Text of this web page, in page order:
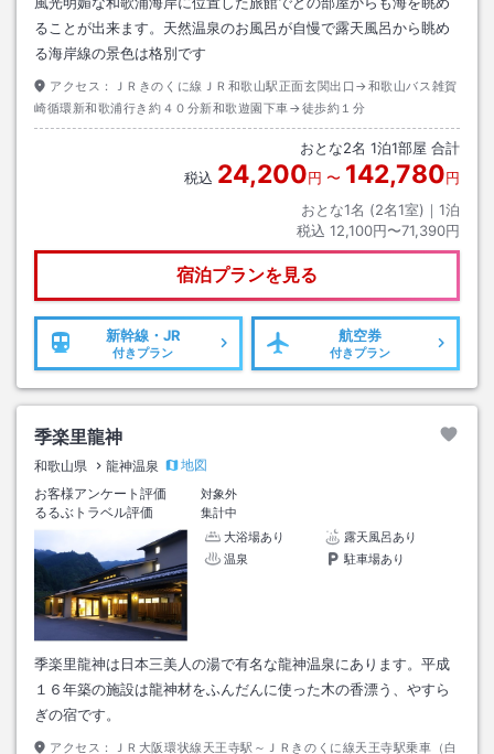
ることが出来ます。天然温泉のお風呂が自慢で露天風呂から眺め
る海岸線の景色は格別です
アクセス：
ＪＲきのくに線ＪＲ和歌山駅正面玄関出口→和歌山バス雑賀
崎循環新和歌浦行き約４０分新和歌遊園下車→徒歩約１分
おとな2名 1泊1部屋 合計
税込 24,200円 〜 142,780円
おとな1名 (2名1室)｜ 1泊
税込 12,100円〜71,390円
宿泊プランを見る
新幹線・JR
付きプラン
航空券
付きプラン
季楽里龍神
和歌山県 龍神温泉
地図
お客様アンケート評価
対象外
るるぶトラベル評価
集計中
大浴場あり
露天風呂あり
温泉
駐車場あり
季楽里龍神は日本三美人の湯で有名な龍神温泉にあります。平成
１６年築の施設は龍神材をふんだんに使った木の香漂う、やすら
ぎの宿です。
アクセス：
ＪＲ大阪環状線天王寺駅～ＪＲきのくに線天王寺駅乗車（白